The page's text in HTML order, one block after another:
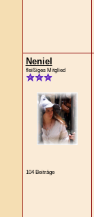
Neniel
fleißiges Mitglied
104 Beiträge